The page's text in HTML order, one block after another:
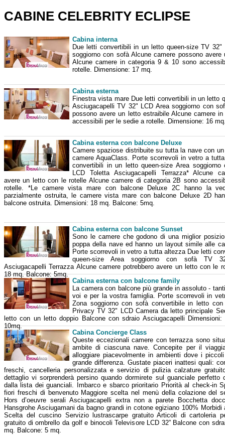
CABINE CELEBRITY ECLIPSE
Cabina interna
Due letti convertibili in un letto queen-size TV 32"
soggiorno con sofà Alcune camere possono avere
Alcune camere in categoria 9 & 10 sono
rotelle. Dimensione: 17 mq.
Cabina esterna
Finestra vista mare Due letti convertibili in un letto
Asciugacapelli TV 32" LCD Area soggiorno con
possono avere un letto estraibile Alcune camere
accessibili per le sedie a rotelle. Dimensione: 16
Cabina esterna con balcone Deluxe
Camere spaziose distribuite su tutta la nave con
camere AquaClass. Porte scorrevoli in vetro a
convertibili in un letto queen-size Area
LCD Toletta Asciugacapelli Terrazza* Alcune
avere un letto con le rotelle Alcune camere di categoria 2B sono
rotelle. *Le camere vista mare con balcone Deluxe 2C hanno la
parzialmente ostruita, le camere vista mare con balcone Deluxe 2D
balcone ostruita. Dimensioni: 18 mq. Balcone: 5mq.
Cabina esterna con balcone Sunset
Sono le camere che godono di una miglior
poppa della nave ed hanno un layout simile alle
Porte scorrevoli in vetro a tutta altezza Due letti
queen-size Area soggiorno con sofà TV
Asciugacapelli Terrazza Alcune camere potrebbero avere un letto con le
18 mq. Balcone: 5mq.
Cabina esterna con balcone family
La camera con balcone più grande in assoluto -
voi e per la vostra famiglia. Porte scorrevoli in
Zona soggiorno con sofà convertibile in letto
Privacy TV 32" LCD Camera da letto principale
letto con un letto doppio Balcone con sdraio Asciugacapelli
10mq.
Cabina Concierge Class
Queste eccezionali camere con terrazza sono
ambite di ciascuna nave. Concepite per il
alloggiare piacevolmente in ambienti dove i
grande differenza. Gustate piaceri inattesi quali:
freschi, cancelleria personalizzata e servizio di pulizia calzature
dettaglio vi sorprenderà persino quando dormirete sul guanciale perfetto
dalla lista dei guanciali. Imbarco e sbarco prioritario Priorità al check-in
fiori freschi di benvenuto Maggiore scelta nel menù della colazione del
Hors d’oeuvre serali Asciugacapelli extra non a parete Bocchetta
Hansgrohe Asciugamani da bagno grandi in cotone egiziano 100% Morbidi
Scelta del cuscino Servizio lustrascarpe gratuito Articoli di cartoleria
gratuito di ombrello da golf e binocoli Televisore LCD 32” Balcone con
mq. Balcone: 5 mq.